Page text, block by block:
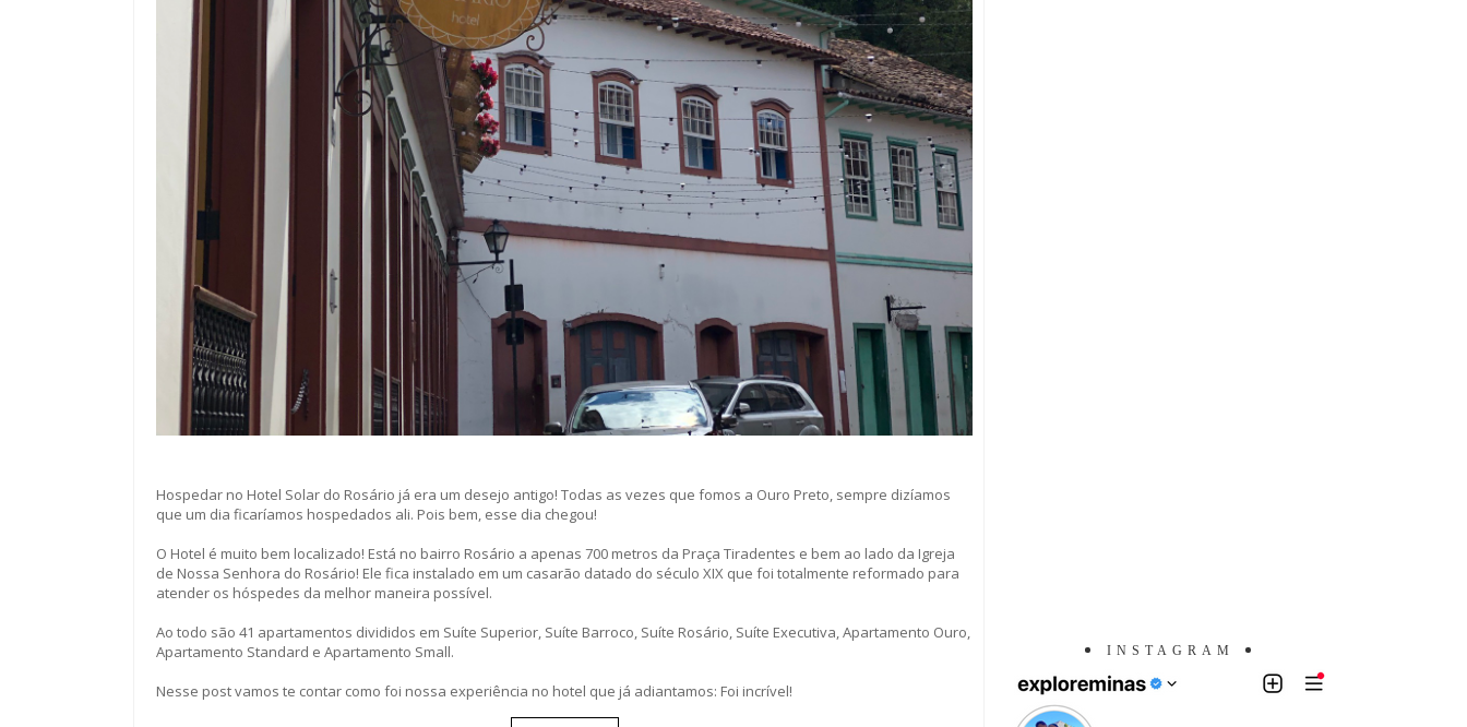
Hospedar no Hotel Solar do Rosário já era um desejo antigo! Todas as vezes que fomos a Ouro Preto, sempre dizíamos
que um dia ficaríamos hospedados ali. Pois bem, esse dia chegou!
O Hotel é muito bem localizado! Está no bairro Rosário a apenas 700 metros da Praça Tiradentes e bem ao lado da Igreja
de Nossa Senhora do Rosário! Ele fica instalado em um casarão datado do século XIX que foi totalmente reformado para
atender os hóspedes da melhor maneira possível.
Ao todo são 41 apartamentos divididos em Suíte Superior, Suíte Barroco, Suíte Rosário, Suíte Executiva, Apartamento Ouro,
Apartamento Standard e Apartamento Small.
Nesse post vamos te contar como foi nossa experiência no hotel que já adiantamos: Foi incrível!
INSTAGRAM